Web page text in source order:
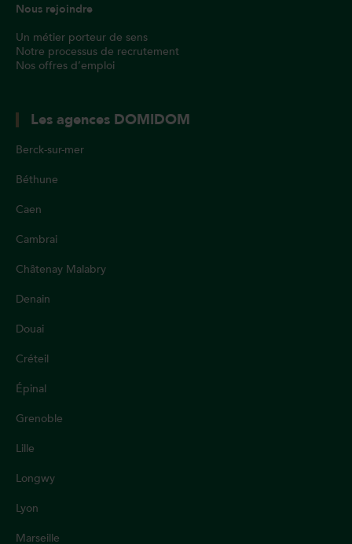
Nous rejoindre
Un métier porteur de sens
Notre processus de recrutement
Nos offres d’emploi
Les agences DOMIDOM
Berck-sur-mer
Béthune
Caen
Cambrai
Châtenay Malabry
Denain
Douai
Créteil
Épinal
Grenoble
Lille
Longwy
Lyon
Marseille